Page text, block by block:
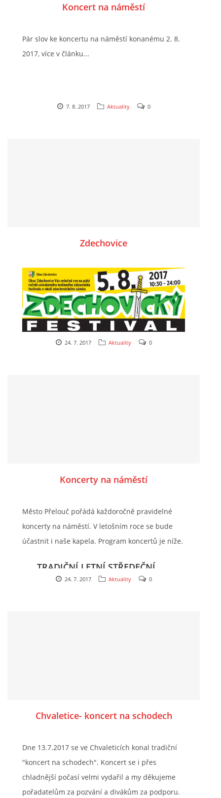
Koncert na náměstí
Pár slov ke koncertu na náměstí konanému 2. 8.
2017, více v článku...
7. 8. 2017 Aktuality 0
Zdechovice
24. 7. 2017 Aktuality 0
Koncerty na náměstí
Město Přelouč pořádá každoročně pravidelné
koncerty na náměstí. V letošním roce se bude
účastnit i naše kapela. Program koncertů je níže.
TRADIČNÍ LETNÍ STŘEDEČNÍ
KONCERTY NA NÁMĚSTÍ
Masarykovo nám. Přelouč
24. 7. 2017 Aktuality 0
Chvaletice- koncert na schodech
Dne 13.7.2017 se ve Chvaleticích konal tradiční
"koncert na schodech". Koncert se i přes
chladnější počasí velmi vydařil a my děkujeme
pořadatelům za pozvání a divákům za podporu.